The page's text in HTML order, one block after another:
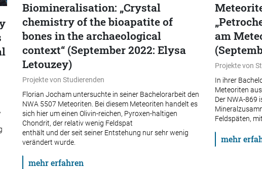
Biomineralisation: „Crystal
chemistry of the bioapatite of
bones in the archaeological
context“ (September 2022: Elysa
Letouzey)
Projekte von Studierenden
Florian Jocham untersuchte in seiner Bachelorarbeit den
NWA 5507 Meteoriten. Bei diesem Meteoriten handelt es
sich hier um einen Olivin-reichen, Pyroxen-haltigen
Chondrit, der relativ wenig Feldspat
enthält und der seit seiner Entstehung nur sehr wenig
verändert wurde.
mehr erfahren
am
Projekte von
In ihrer
Meteoriten
Der NWA-869
Feldspäten,
mehr